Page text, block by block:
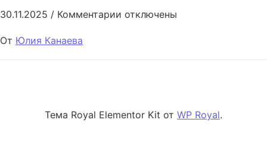
30.11.2025 / Комментарии к записи Methods of
отключены
От Юлия Канаева
Тема Royal Elementor Kit от WP Royal.